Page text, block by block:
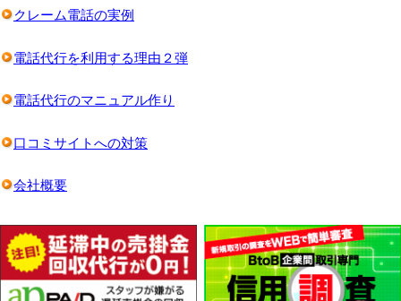
クレーム電話の実例
電話代行を利用する理由２弾
電話代行のマニュアル作り
口コミサイトへの対策
会社概要